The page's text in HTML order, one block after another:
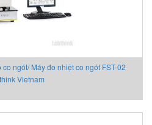
ngót/ Máy đo nhiệt co ngót FST-02
Vietnam